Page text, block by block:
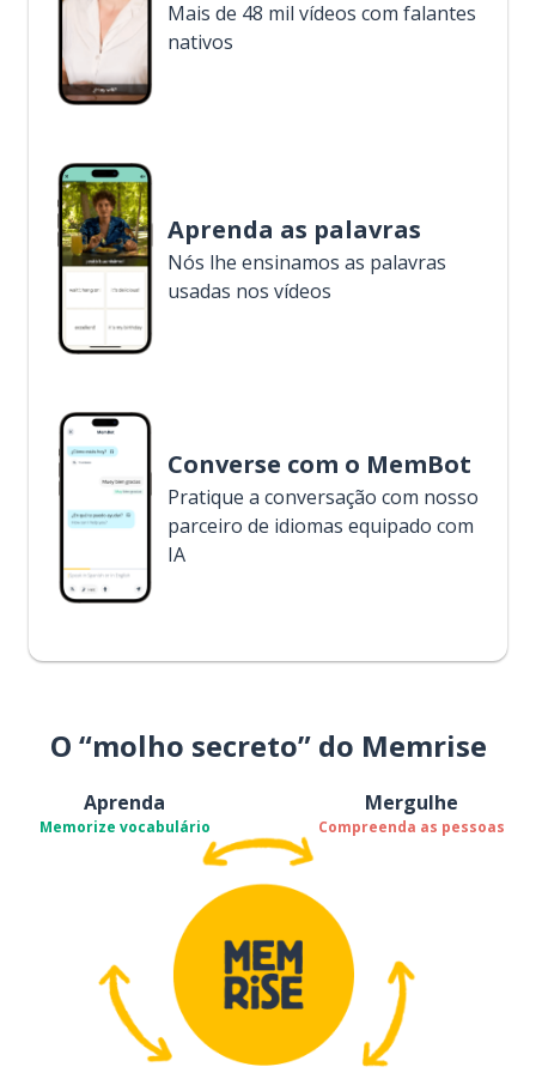
Mais de 48 mil vídeos com falantes
nativos
Aprenda as palavras
Nós lhe ensinamos as palavras
usadas nos vídeos
Converse com o MemBot
Pratique a conversação com nosso
parceiro de idiomas equipado com
IA
O “molho secreto” do Memrise
Aprenda
Memorize vocabulário
Mergulhe
Compreenda as pessoas